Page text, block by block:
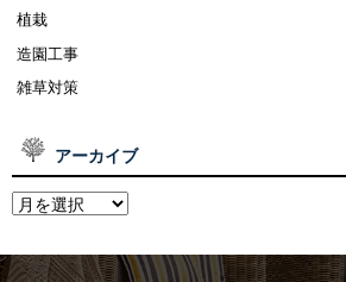
植栽
造園工事
雑草対策
アーカイブ